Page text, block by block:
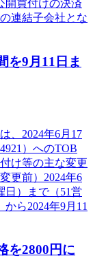
開買付けの決済
連結子会社とな
を9月11日ま
、2024年6月17
）へのTOB
け等の主な変更
更前）2024年6
日）まで（51営
ら2024年9月11
を2800円に